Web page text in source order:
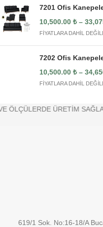
7201 Ofis
10,500.00 ₺ –
FİYATLARA DAHİL
7202 Ofis
10,500.00 ₺ –
FİYATLARA DAHİL
ÜRETİM
619/1 Sok. No:16-18/A